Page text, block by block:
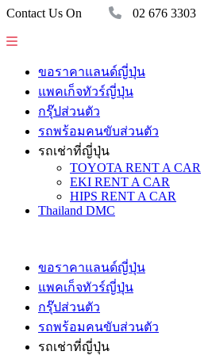
Contact Us On 02 676 3303
ขอราคาแลนด์ญี่ปุ่น
แพคเก็จทัวร์ญี่ปุ่น
กรุ๊ปส่วนตัว
รถพร้อมคนขับส่วนตัว
รถเช่าที่ญี่ปุ่น
TOYOTA RENT A CAR
EKI RENT A CAR
HIPS RENT A CAR
Thailand DMC
ขอราคาแลนด์ญี่ปุ่น
แพคเก็จทัวร์ญี่ปุ่น
กรุ๊ปส่วนตัว
รถพร้อมคนขับส่วนตัว
รถเช่าที่ญี่ปุ่น